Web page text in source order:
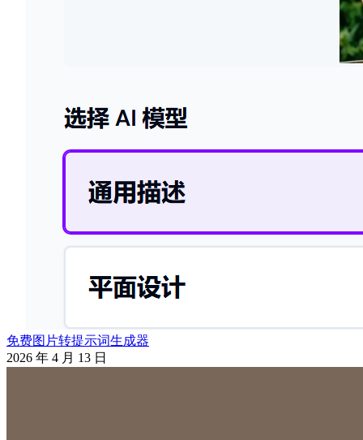
免费图片转提示词生成器
2026 年 4 月 13 日